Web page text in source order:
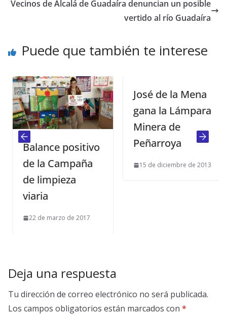
Vecinos de Alcalá de Guadaíra denuncian un posible
vertido al río Guadaíra
Puede que también te interese
Balance positivo
de la Campaña
de limpieza
viaria
22 de marzo de 2017
José de la Mena
gana la Lámpara
Minera de
Peñarroya
15 de diciembre de 2013
Deja una respuesta
Tu dirección de correo electrónico no será publicada.
Los campos obligatorios están marcados con *